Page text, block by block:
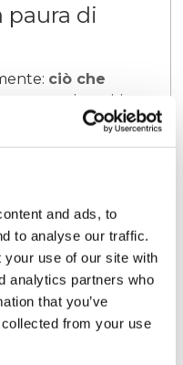
and ads, to
to analyse our traffic.
your use of our site with
analytics partners who
that you’ve
from your use
paura di
ciò che
con gesti, sorrisi
gli
insieme.
proponi
prova
proponila con